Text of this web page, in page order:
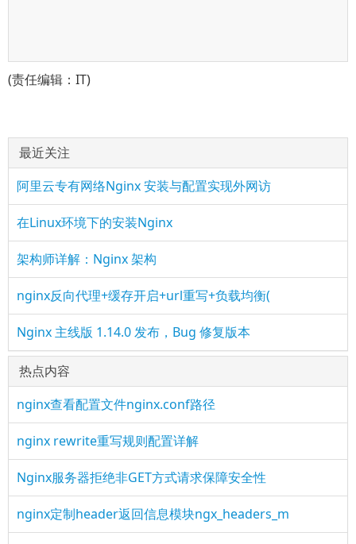
(责任编辑：IT)
最近关注
阿里云专有网络Nginx 安装与配置实现外网访
在Linux环境下的安装Nginx
架构师详解：Nginx 架构
nginx反向代理+缓存开启+url重写+负载均衡(
Nginx 主线版 1.14.0 发布，Bug 修复版本
热点内容
nginx查看配置文件nginx.conf路径
nginx rewrite重写规则配置详解
Nginx服务器拒绝非GET方式请求保障安全性
nginx定制header返回信息模块ngx_headers_m